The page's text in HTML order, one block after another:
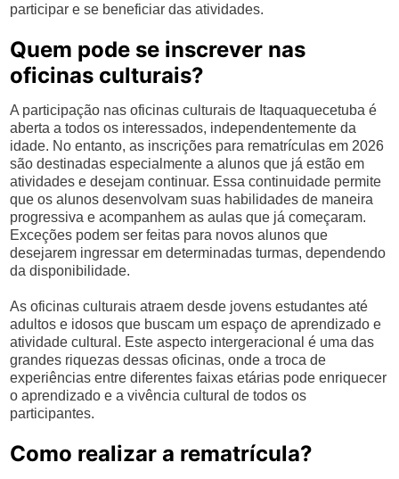
participar e se beneficiar das atividades.
Quem pode se inscrever nas
oficinas culturais?
A participação nas oficinas culturais de Itaquaquecetuba é
aberta a todos os interessados, independentemente da
idade. No entanto, as inscrições para rematrículas em 2026
são destinadas especialmente a alunos que já estão em
atividades e desejam continuar. Essa continuidade permite
que os alunos desenvolvam suas habilidades de maneira
progressiva e acompanhem as aulas que já começaram.
Exceções podem ser feitas para novos alunos que
desejarem ingressar em determinadas turmas, dependendo
da disponibilidade.
As oficinas culturais atraem desde jovens estudantes até
adultos e idosos que buscam um espaço de aprendizado e
atividade cultural. Este aspecto intergeracional é uma das
grandes riquezas dessas oficinas, onde a troca de
experiências entre diferentes faixas etárias pode enriquecer
o aprendizado e a vivência cultural de todos os
participantes.
Como realizar a rematrícula?